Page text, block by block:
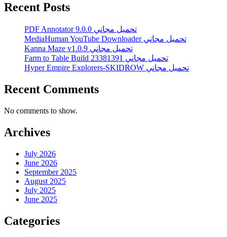
Recent Posts
PDF Annotator 9.0.0 تحميل مجاني
MediaHuman YouTube Downloader تحميل مجاني
Kanna Maze v1.0.9 تحميل مجاني
Farm to Table Build 23381391 تحميل مجاني
Hyper Empire Explorers-SKIDROW تحميل مجاني
Recent Comments
No comments to show.
Archives
July 2026
June 2026
September 2025
August 2025
July 2025
June 2025
Categories